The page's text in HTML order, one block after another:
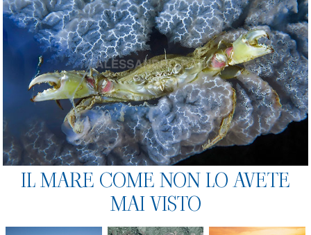
IL MARE COME NON LO AVETE
MAI VISTO